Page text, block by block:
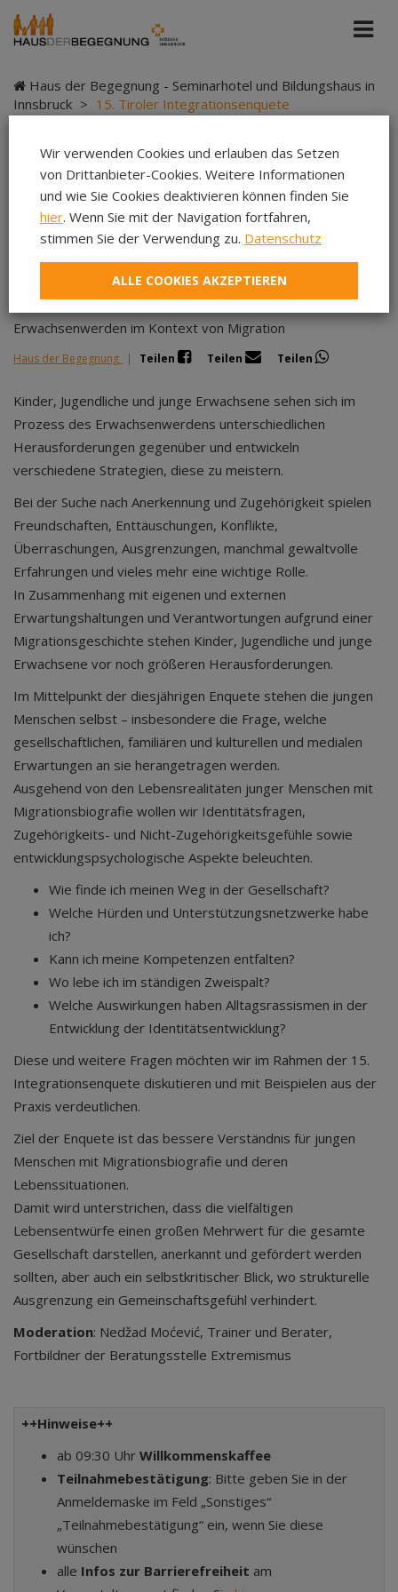
Haus der Begegnung - Seminarhotel und Bildungshaus in
Innsbruck > 15. Tiroler Integrationsenquete
15. Tiroler
Integrationsenquete
Erwachsenwerden im Kontext von Migration
Haus der Begegnung | Teilen Teilen Teilen
Kinder, Jugendliche und junge Erwachsene sehen sich im
Prozess des Erwachsenwerdens unterschiedlichen
Herausforderungen gegenüber und entwickeln
verschiedene Strategien, diese zu meistern.
Bei der Suche nach Anerkennung und Zugehörigkeit spielen
Freundschaften, Enttäuschungen, Konflikte,
Überraschungen, Ausgrenzungen, manchmal gewaltvolle
Erfahrungen und vieles mehr eine wichtige Rolle.
In Zusammenhang mit eigenen und externen
Erwartungshaltungen und Verantwortungen aufgrund einer
Migrationsgeschichte stehen Kinder, Jugendliche und junge
Erwachsene vor noch größeren Herausforderungen.
Im Mittelpunkt der diesjährigen Enquete stehen die jungen
Menschen selbst – insbesondere die Frage, welche
gesellschaftlichen, familiären und kulturellen und medialen
Erwartungen an sie herangetragen werden.
Ausgehend von den Lebensrealitäten junger Menschen mit
Migrationsbiografie wollen wir Identitätsfragen,
Zugehörigkeits- und Nicht-Zugehörigkeitsgefühle sowie
entwicklungspsychologische Aspekte beleuchten.
Wie finde ich meinen Weg in der Gesellschaft?
Welche Hürden und Unterstützungsnetzwerke habe
ich?
Kann ich meine Kompetenzen entfalten?
Wo lebe ich im ständigen Zweispalt?
Welche Auswirkungen haben Alltagsrassismen in der
Entwicklung der Identitätsentwicklung?
Diese und weitere Fragen möchten wir im Rahmen der 15.
Integrationsenquete diskutieren und mit Beispielen aus der
Praxis verdeutlichen.
Ziel der Enquete ist das bessere Verständnis für jungen
Menschen mit Migrationsbiografie und deren
Lebenssituationen.
Damit wird unterstrichen, dass die vielfältigen
Lebensentwürfe einen großen Mehrwert für die gesamte
Gesellschaft darstellen, anerkannt und gefördert werden
sollten, aber auch ein selbstkritischer Blick, wo strukturelle
Ausgrenzung ein Gemeinschaftsgefühl verhindert.
Moderation: Nedžad Moćević, Trainer und Berater,
Fortbildner der Beratungsstelle Extremismus
++Hinweise++
ab 09:30 Uhr Willkommenskaffee
Teilnahmebestätigung: Bitte geben Sie in der
Anmeldemaske im Feld „Sonstiges“
„Teilnahmebestätigung“ ein, wenn Sie diese
wünschen
alle Infos zur Barrierefreiheit am
Wir verwenden Cookies und erlauben das Setzen
von Drittanbieter-Cookies. Weitere Informationen
und wie Sie Cookies deaktivieren können finden Sie
hier. Wenn Sie mit der Navigation fortfahren,
stimmen Sie der Verwendung zu. Datenschutz
ALLE COOKIES AKZEPTIEREN